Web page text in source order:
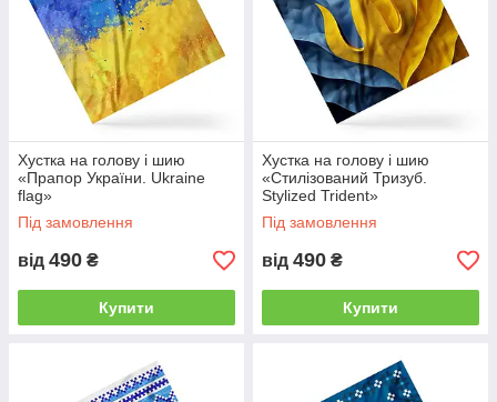
Хустка на голову і шию
«Прапор України. Ukraine
flag»
Під замовлення
від 490 ₴
Купити
Хустка на голову і шию
«Стилізований Тризуб.
Stylized Trident»
Під замовлення
від 490 ₴
Купити